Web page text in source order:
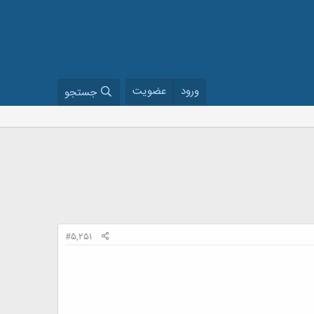
ورود عضویت جستجو
#5,251